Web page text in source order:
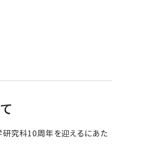
究科10周年を迎えるにあた